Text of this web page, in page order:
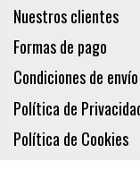
Nuestros clientes
Formas de pago
Condiciones de envío
Política de
Política de Cookies